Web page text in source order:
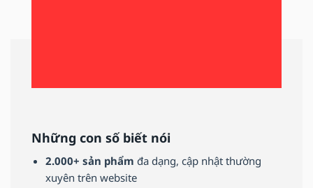
Những con số biết nói
2.000+ sản phẩm đa dạng, cập nhật thường
xuyên trên website